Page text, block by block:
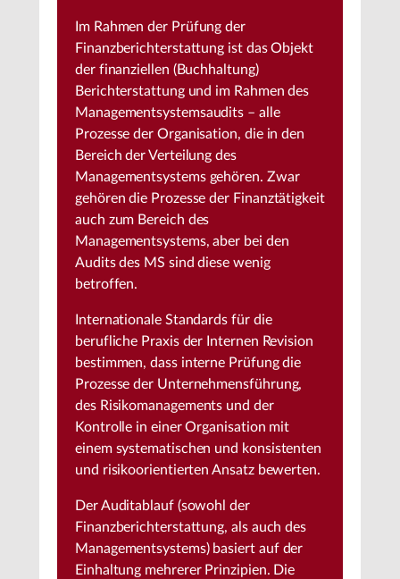
Im Rahmen der Prüfung der
Finanzberichterstattung ist das Objekt
der finanziellen (Buchhaltung)
Berichterstattung und im Rahmen des
Managementsystemsaudits – alle
Prozesse der Organisation, die in den
Bereich der Verteilung des
Managementsystems gehören. Zwar
gehören die Prozesse der Finanztätigkeit
auch zum Bereich des
Managementsystems, aber bei den
Audits des MS sind diese wenig
betroffen.
Internationale Standards für die
berufliche Praxis der Internen Revision
bestimmen, dass interne Prüfung die
Prozesse der Unternehmensführung,
des Risikomanagements und der
Kontrolle in einer Organisation mit
einem systematischen und konsistenten
und risikoorientierten Ansatz bewerten.
Der Auditablauf (sowohl der
Finanzberichterstattung, als auch des
Managementsystems) basiert auf der
Einhaltung mehrerer Prinzipien. Die